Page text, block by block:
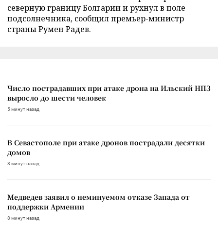
северную границу Болгарии и рухнул в поле
подсолнечника, сообщил премьер-министр
страны Румен Радев.
Число пострадавших при атаке дрона на Ильский НПЗ
выросло до шести человек
5 минут назад
В Севастополе при атаке дронов пострадали десятки
домов
8 минут назад
Медведев заявил о неминуемом отказе Запада от
поддержки Армении
8 минут назад